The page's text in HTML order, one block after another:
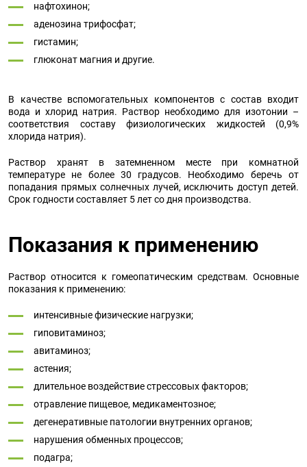
нафтохинон;
аденозина трифосфат;
гистамин;
глюконат магния и другие.
В качестве вспомогательных компонентов с состав входит
вода и хлорид натрия. Раствор необходимо для изотонии –
соответствия составу физиологических жидкостей (0,9%
хлорида натрия).
Раствор хранят в затемненном месте при комнатной
температуре не более 30 градусов. Необходимо беречь от
попадания прямых солнечных лучей, исключить доступ детей.
Срок годности составляет 5 лет со дня производства.
Показания к применению
Раствор относится к гомеопатическим средствам. Основные
показания к применению:
интенсивные физические нагрузки;
гиповитаминоз;
авитаминоз;
астения;
длительное воздействие стрессовых факторов;
отравление пищевое, медикаментозное;
дегенеративные патологии внутренних органов;
нарушения обменных процессов;
подагра;